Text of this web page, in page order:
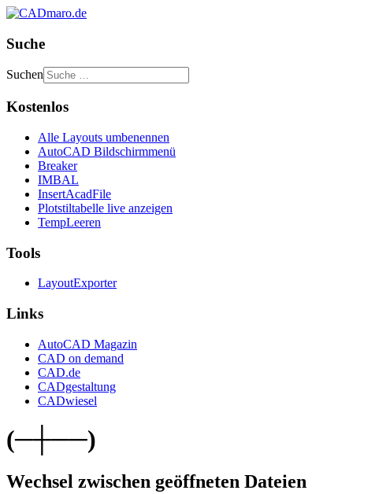
Suche
Suchen
Kostenlos
Alle Layouts umbenennen
AutoCAD Bildschirmmenü
Breaker
IMBAL
InsertAcadFile
Plotstiltabelle live anzeigen
TempLeeren
Tools
LayoutExporter
Links
AutoCAD Magazin
CAD on demand
CAD.de
CADgestaltung
CADwiesel
(─┼──)
Wechsel zwischen geöffneten Dateien